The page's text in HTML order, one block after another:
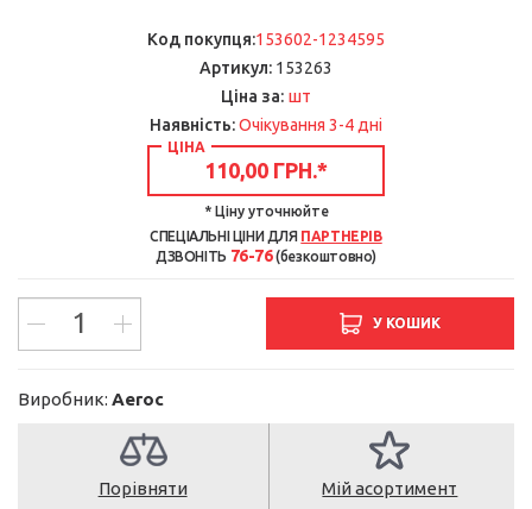
Код покупця:153602-1234595
Артикул: 153263
Ціна за: шт
Наявність:Очікування 3-4 дні
ЦІНА
110,00 ГРН.*
* Ціну уточнюйте
СПЕЦІАЛЬНІ ЦІНИ ДЛЯ ПАРТНЕРІВ
ДЗВОНІТЬ 76-76(безкоштовно)
У КОШИК
Виробник: Aeroc
Порівняти Мій асортимент